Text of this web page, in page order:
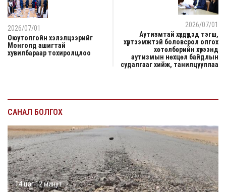
2026/07/01
Оюутолгойн хэлэлцээрийг
Монголд ашигтай
хувилбараар тохиролцлоо
2026/07/01
Аутизмтай хүүхдүүдэд тэгш,
хүртээмжтэй боловсрол олгох
хөтөлбөрийн хүрээнд
аутизмын нөхцөл байдлын
судалгааг хийж, танилцууллаа
САНАЛ БОЛГОХ
14 цаг 12 минут